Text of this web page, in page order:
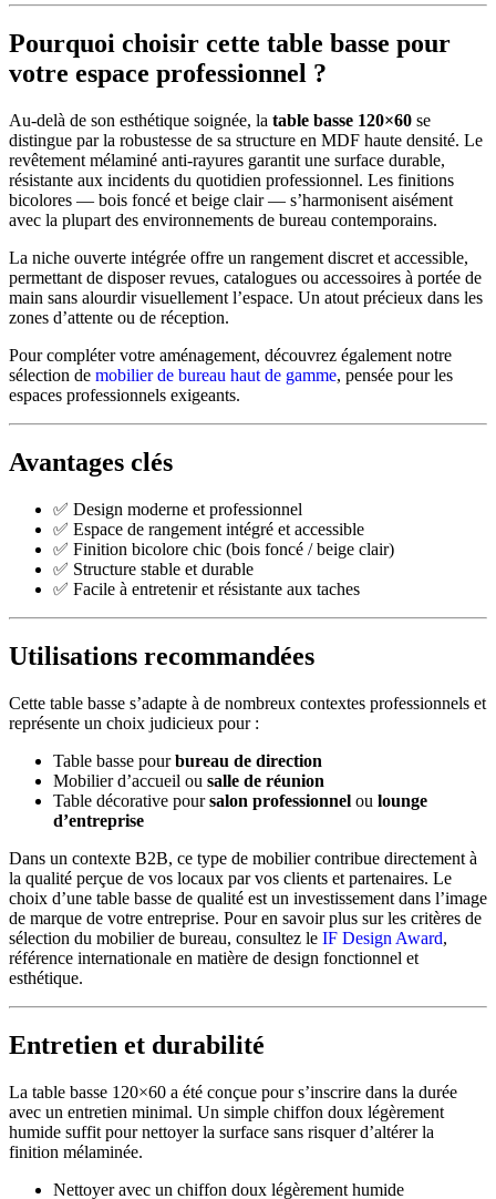
Pourquoi choisir cette table basse pour
votre espace professionnel ?
Au-delà de son esthétique soignée, la table basse 120×60 se
distingue par la robustesse de sa structure en MDF haute densité. Le
revêtement mélaminé anti-rayures garantit une surface durable,
résistante aux incidents du quotidien professionnel. Les finitions
bicolores — bois foncé et beige clair — s’harmonisent aisément
avec la plupart des environnements de bureau contemporains.
La niche ouverte intégrée offre un rangement discret et accessible,
permettant de disposer revues, catalogues ou accessoires à portée de
main sans alourdir visuellement l’espace. Un atout précieux dans les
zones d’attente ou de réception.
Pour compléter votre aménagement, découvrez également notre
sélection de mobilier de bureau haut de gamme, pensée pour les
espaces professionnels exigeants.
Avantages clés
✅ Design moderne et professionnel
✅ Espace de rangement intégré et accessible
✅ Finition bicolore chic (bois foncé / beige clair)
✅ Structure stable et durable
✅ Facile à entretenir et résistante aux taches
Utilisations recommandées
Cette table basse s’adapte à de nombreux contextes professionnels et
représente un choix judicieux pour :
Table basse pourbureau de direction
Mobilier d’accueil ou salle de réunion
Table décorative poursalon professionnel ou lounge
d’entreprise
Dans un contexte B2B, ce type de mobilier contribue directement à
la qualité perçue de vos locaux par vos clients et partenaires. Le
choix d’une table basse de qualité est un investissement dans l’image
de marque de votre entreprise. Pour en savoir plus sur les critères de
sélection du mobilier de bureau, consultez le IF Design Award,
référence internationale en matière de design fonctionnel et
esthétique.
Entretien et durabilité
La table basse 120×60 a été conçue pour s’inscrire dans la durée
avec un entretien minimal. Un simple chiffon doux légèrement
humide suffit pour nettoyer la surface sans risquer d’altérer la
finition mélaminée.
Nettoyer avec un chiffon doux légèrement humide